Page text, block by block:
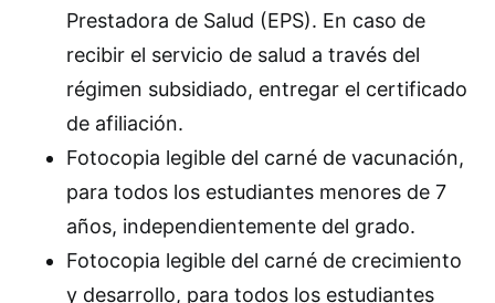
Prestadora de Salud (EPS). En caso de
recibir el servicio de salud a través del
régimen subsidiado, entregar el certificado
de afiliación.
Fotocopia legible del carné de vacunación,
para todos los estudiantes menores de 7
años, independientemente del grado.
Fotocopia legible del carné de crecimiento
y desarrollo, para todos los estudiantes